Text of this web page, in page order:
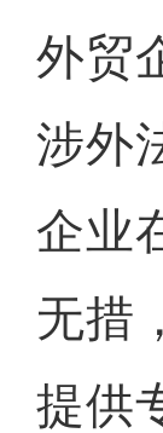
外贸
涉外
企业
无措
提供